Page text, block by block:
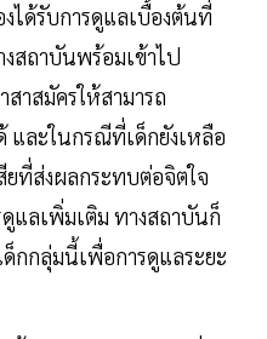
ได้รับการดูแลเบื้องต้นที่
งสถาบันพร้อมเข้าไป
าสมัครให้สามารถ
และในกรณีที่เด็กยังเหลือ
ยที่ส่งผลกระทบต่อจิตใจ
ดูแลเพิ่มเติม ทางสถาบันก็
กกลุ่มนี้เพื่อการดูแลระยะ